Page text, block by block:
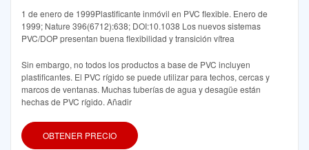
1 de enero de 1999Plastificante inmóvil en PVC flexible. Enero de
1999; Nature 396(6712):638; DOI:10.1038 Los nuevos sistemas
PVC/DOP presentan buena flexibilidad y transición vítrea
Sin embargo, no todos los productos a base de PVC incluyen
plastificantes. El PVC rígido se puede utilizar para techos, cercas y
marcos de ventanas. Muchas tuberías de agua y desagüe están
hechas de PVC rígido. Añadir
OBTENER PRECIO